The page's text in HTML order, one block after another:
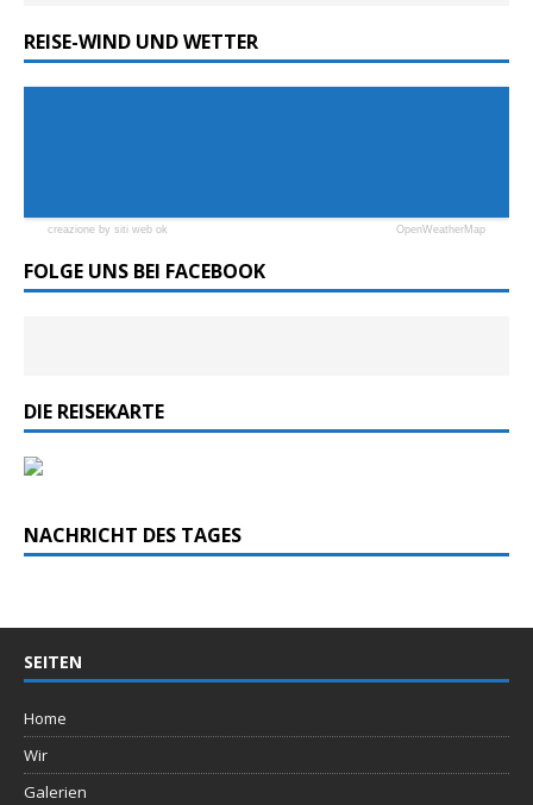
REISE-WIND UND WETTER
creazione by siti web ok OpenWeatherMap
FOLGE UNS BEI FACEBOOK
DIE REISEKARTE
NACHRICHT DES TAGES
SEITEN
Home
Wir
Galerien